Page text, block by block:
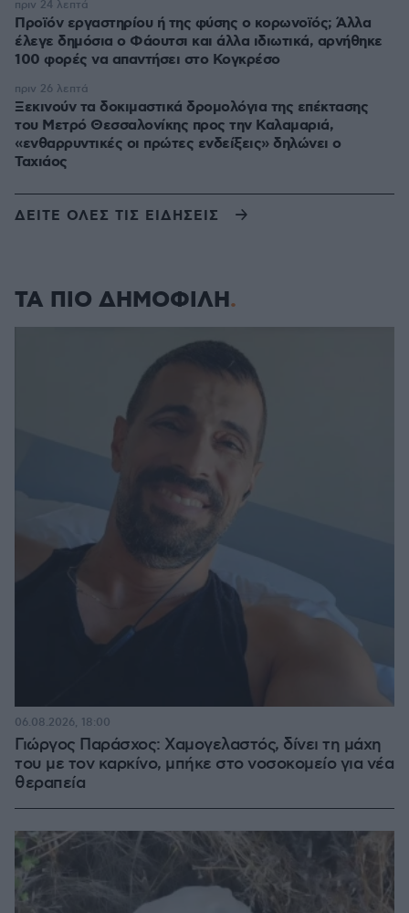
Προϊόν εργαστηρίου ή της φύσης ο κορωνοϊός; Άλλα
έλεγε δημόσια ο Φάουτσι και άλλα ιδιωτικά, αρνήθηκε
100 φορές να απαντήσει στο Κογκρέσο
πριν 24 λεπτά
Ξεκινούν τα δοκιμαστικά δρομολόγια της επέκτασης
του Μετρό Θεσσαλονίκης προς την Καλαμαριά,
«ενθαρρυντικές οι πρώτες ενδείξεις» δηλώνει ο
Ταχιάος
πριν 26 λεπτά
ΔΕΙΤΕ ΟΛΕΣ ΤΙΣ ΕΙΔΗΣΕΙΣ
ΤΑ ΠΙΟ ΔΗΜΟΦΙΛΗ
Γιώργος Παράσχος: Χαμογελαστός, δίνει τη μάχη
του με τον καρκίνο, μπήκε στο νοσοκομείο για νέα
θεραπεία
06.08.2026, 18:00